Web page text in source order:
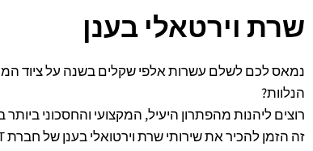
שרת וירטאלי בענן
נמאס לכם לשלם עשרות אלפי שקלים בשנה על ציוד
הנלוות?
רוצים ליהנות מהפתרון היעיל, המקצועי והחסכוני
זה הזמן להכיר את שירותי שרת וירטואלי בענן של חברת ONET!